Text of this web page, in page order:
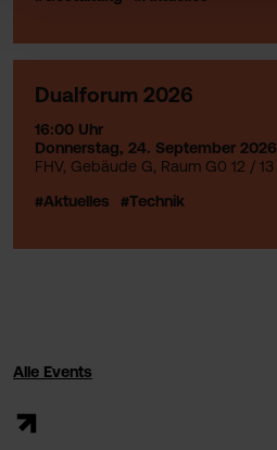
Dualforum 2026
16:00 Uhr
Donnerstag, 24. September 2026
FHV, Gebäude G, Raum G0 12 / 13
#Aktuelles
#Technik
Alle Events